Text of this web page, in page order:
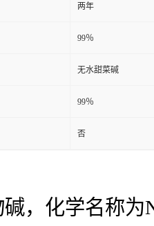
两年
99％
无水甜菜碱
99％
否
，化学名称